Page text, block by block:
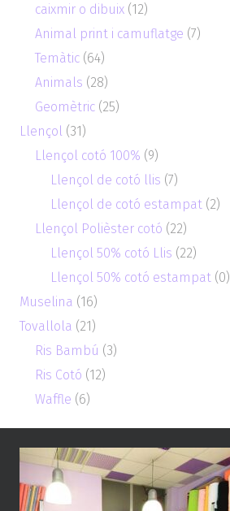
caixmir o dibuix (12)
Animal print i camuflatge (7)
Temàtic (64)
Animals (28)
Geomètric (25)
Llençol (31)
Llençol cotó 100% (9)
Llençol de cotó llis (7)
Llençol de cotó estampat (2)
Llençol Polièster cotó (22)
Llençol 50% cotó Llis (22)
Llençol 50% cotó estampat (0)
Muselina (16)
Tovallola (21)
Ris Bambú (3)
Ris Cotó (12)
Waffle (6)